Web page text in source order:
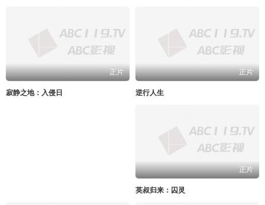
正片
寂静之地：入侵日
正片
逆行人生
正片
英叔归来：囚灵